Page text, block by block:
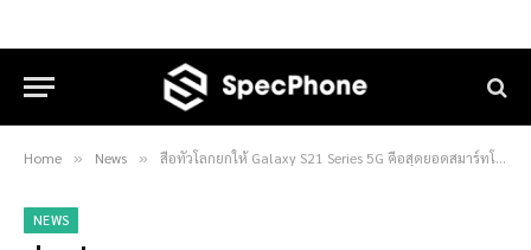
Home » News » สื่อทั่วโลกยกให้ Galaxy S21 Series 5G คือสุดยอดสมาร์ทโฟน ที่ตอบโจทย์ทุกไลฟ์สไตล์!
NEWS